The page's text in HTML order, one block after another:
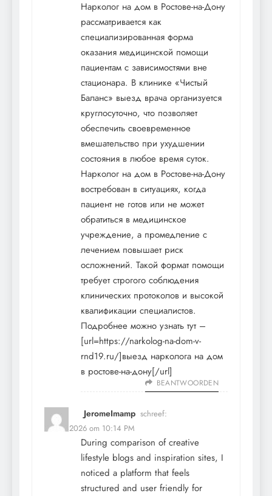
Нарколог на дом в Ростове-на-Дону
рассматривается как
специализированная форма
оказания медицинской помощи
пациентам с зависимостями вне
стационара. В клинике «Чистый
Баланс» выезд врача организуется
круглосуточно, что позволяет
обеспечить своевременное
вмешательство при ухудшении
состояния в любое время суток.
Нарколог на дом в Ростове-на-Дону
востребован в ситуациях, когда
пациент не готов или не может
обратиться в медицинское
учреждение, а промедление с
лечением повышает риск
осложнений. Такой формат помощи
требует строгого соблюдения
клинических протоколов и высокой
квалификации специалистов.
Подробнее можно узнать тут –
[url=https://narkolog-na-dom-v-
rnd19.ru/]выезд нарколога на дом
в ростове-на-дону[/url]
BEANTWOORDEN
JeromeImamp schreef:
12 mei 2026 om 10:14 PM
During comparison of creative
lifestyle blogs and inspiration sites, I
noticed a platform that feels
structured and user friendly for